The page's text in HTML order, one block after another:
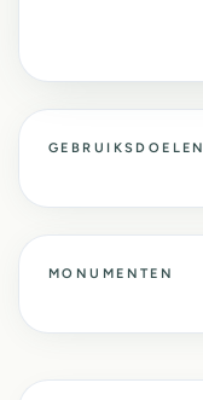
GEBRUIKSDOELEN
MONUMENTEN